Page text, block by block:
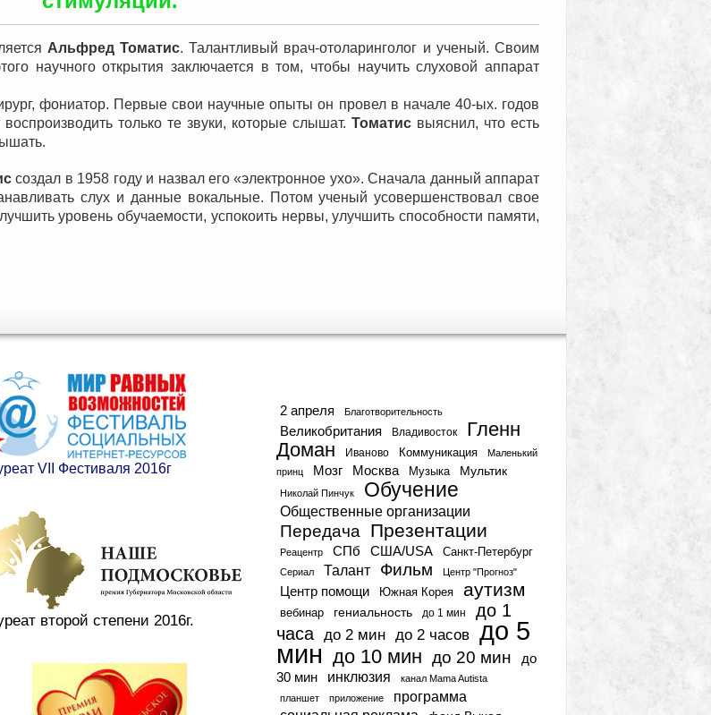
Альфред Томатис. Талантливый врач-отоларинголог и ученый. Своим
научного открытия заключается в том, чтобы научить слуховой аппарат
фониатор. Первые свои научные опыты он провел в начале 40-ых. годов
только те звуки, которые слышат. Томатис выяснил, что есть
создал в 1958 году и назвал его «электронное ухо». Сначала данный аппарат
слух и данные вокальные. Потом ученый усовершенствовал свое
уровень обучаемости, успокоить нервы, улучшить способности памяти,
VII Фестиваля 2016г
второй степени 2016г.
2 апреля Благотворительность
Великобритания Владивосток
Гленн
Доман
Иваново Коммуникация
Маленький
принц
Мозг Москва Музыка Мультик
Николай Пинчук Обучение
Общественные организации
Передача Презентации
Реацентр СПб США/USA Санкт-Петербург
Сериал Талант Фильм Центр "Прогноз"
Центр помощи Южная Корея аутизм
вебинар гениальность до 1 мин
до 1
часа
до 2 мин до 2 часов до 5
мин до 10 мин до 20 мин
до
30 мин
инклюзия
канал Mama Autista
планшет
приложение программа